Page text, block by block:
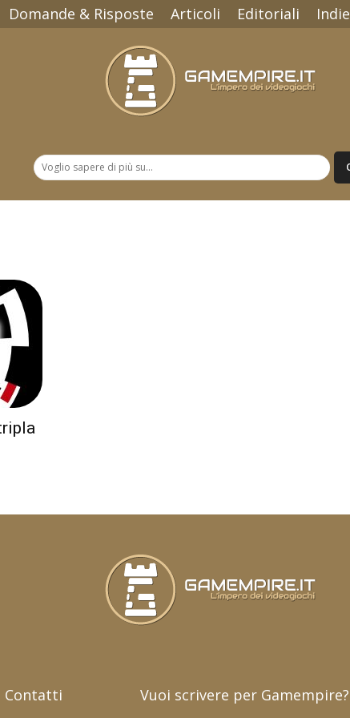
Domande & Risposte Articoli Editoriali Indie
Contatti Vuoi scrivere per Gamempire?